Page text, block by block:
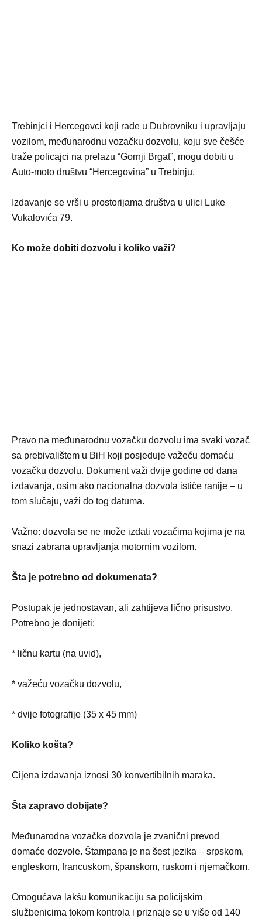
Trebinjci i Hercegovci koji rade u Dubrovniku i upravljaju
vozilom, međunarodnu vozačku dozvolu, koju sve češće
traže policajci na prelazu “Gornji Brgat”, mogu dobiti u
Auto-moto društvu “Hercegovina” u Trebinju.
Izdavanje se vrši u prostorijama društva u ulici Luke
Vukalovića 79.
Ko može dobiti dozvolu i koliko važi?
Pravo na međunarodnu vozačku dozvolu ima svaki vozač
sa prebivalištem u BiH koji posjeduje važeću domaću
vozačku dozvolu. Dokument važi dvije godine od dana
izdavanja, osim ako nacionalna dozvola ističe ranije – u
tom slučaju, važi do tog datuma.
Važno: dozvola se ne može izdati vozačima kojima je na
snazi zabrana upravljanja motornim vozilom.
Šta je potrebno od dokumenata?
Postupak je jednostavan, ali zahtijeva lično prisustvo.
Potrebno je donijeti:
* ličnu kartu (na uvid),
* važeću vozačku dozvolu,
* dvije fotografije (35 x 45 mm)
Koliko košta?
Cijena izdavanja iznosi 30 konvertibilnih maraka.
Šta zapravo dobijate?
Međunarodna vozačka dozvola je zvanični prevod
domaće dozvole. Štampana je na šest jezika – srpskom,
engleskom, francuskom, španskom, ruskom i njemačkom.
Omogućava lakšu komunikaciju sa policijskim
službenicima tokom kontrola i priznaje se u više od 140